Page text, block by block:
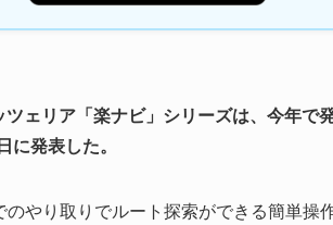
ェリア「楽ナビ」シリーズは、今年で
発表した。
やり取りでルート探索ができる簡単操